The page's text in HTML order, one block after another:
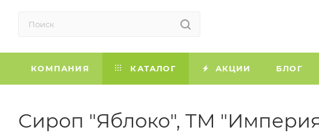
КОМПАНИЯ КАТАЛОГ АКЦИИ БЛОГ
Сироп "Яблоко", ТМ "Империя